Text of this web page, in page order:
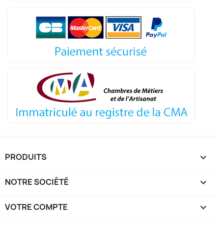
PRODUITS 
NOTRE SOCIÉTÉ 
VOTRE COMPTE 